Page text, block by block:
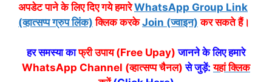
अपडेट पाने के लिए दिए गये हमारेWhatsApp Group Link
(व्हात्सप्प ग्रुप लिंक) क्लिक करकेJoin (ज्वाइन) कर सकते हैं।
हर समस्या काफ्री उपाय (Free Upay) जानने के लिए हमारे
WhatsApp Channel (व्हात्सप्प चैनल) से जुड़ें:यहां क्लिक